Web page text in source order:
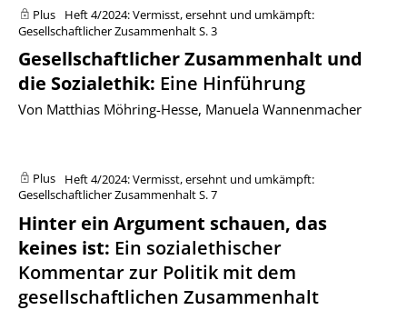
Plus
Heft 4/2024: Vermisst, ersehnt und umkämpft:
Gesellschaftlicher ZusammenhaltS. 3
Gesellschaftlicher Zusammenhalt und
die Sozialethik: Eine Hinführung
Von Matthias Möhring-Hesse, Manuela Wannenmacher
Plus
Heft 4/2024: Vermisst, ersehnt und umkämpft:
Gesellschaftlicher ZusammenhaltS. 7
Hinter ein Argument schauen, das
keines ist: Ein sozialethischer
Kommentar zur Politik mit dem
gesellschaftlichen Zusammenhalt